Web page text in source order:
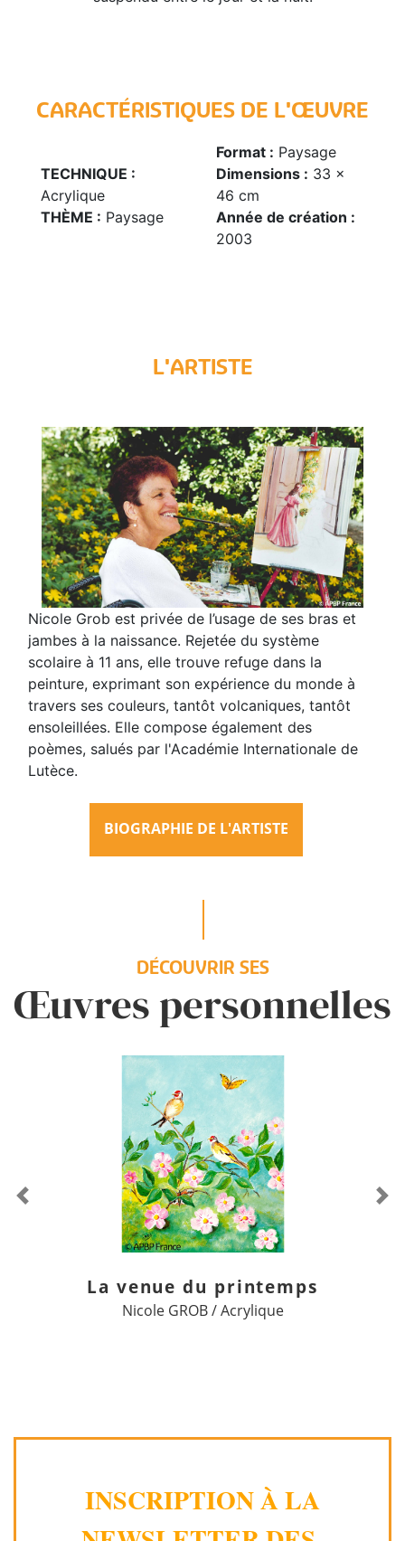
CARACTÉRISTIQUES DE L'ŒUVRE
TECHNIQUE :
Acrylique
THÈME : Paysage
Format : Paysage
Dimensions : 33 x
46 cm
Année de création :
2003
L'ARTISTE
Nicole Grob est privée de l’usage de ses bras et
jambes à la naissance. Rejetée du système
scolaire à 11 ans, elle trouve refuge dans la
peinture, exprimant son expérience du monde à
travers ses couleurs, tantôt volcaniques, tantôt
ensoleillées. Elle compose également des
poèmes, salués par l'Académie Internationale de
Lutèce.
BIOGRAPHIE DE L'ARTISTE
DÉCOUVRIR SES
Œuvres personnelles
La venue du printemps
Nicole GROB / Acrylique
Previous
INSCRIPTION À LA